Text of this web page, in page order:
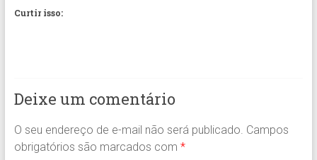
Curtir isso:
Deixe um comentário
O seu endereço de e-mail não será publicado. Campos
obrigatórios são marcados com *